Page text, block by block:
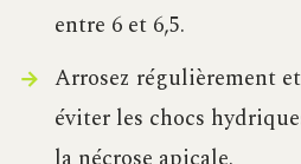
entre 6 et 6,5.
Arrosez régulièrement
éviter les chocs